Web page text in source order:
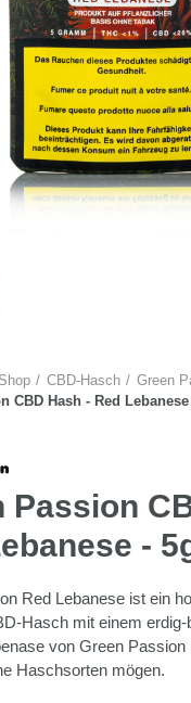
Vergrössern anklicken
CBD-Hasch
Green
CBD Hash - Red Lebanese
Passion
-
Red Lebanese ist ein
Hasch mit einem erdig-
von Green Passion
Haschsorten mögen.